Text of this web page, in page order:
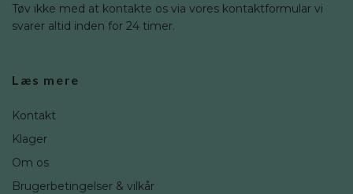
Tøv ikke med at kontakte os via vores kontaktformular vi
svarer altid inden for 24 timer.
Læs mere
Kontakt
Klager
Om os
Brugerbetingelser & vilkår